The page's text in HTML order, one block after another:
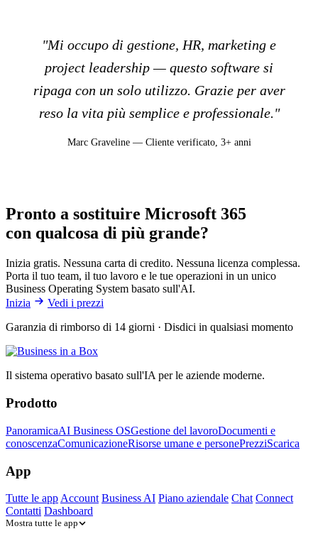
"Mi occupo di gestione, HR, marketing e
project leadership — questo software si
ripaga con un solo utilizzo. Grazie per aver
reso la vita più semplice e professionale."
Marc Graveline — Cliente verificato, 3+ anni
Pronto a sostituire Microsoft 365
con qualcosa di più grande?
Inizia gratis. Nessuna carta di credito. Nessuna licenza complessa.
Porta il tuo team, il tuo lavoro e le tue operazioni in un unico
Business Operating System basato sull'AI.
Inizia
Vedi i prezzi
Garanzia di rimborso di 14 giorni · Disdici in qualsiasi momento
Il sistema operativo basato sull'IA per le aziende moderne.
Prodotto
PanoramicaAI Business OSGestione del lavoroDocumenti e
conoscenzaComunicazioneRisorse umane e personePrezziScarica
App
Tutte le app Account Business AI Piano aziendale Chat Connect
Contatti Dashboard
Mostra tutte le app